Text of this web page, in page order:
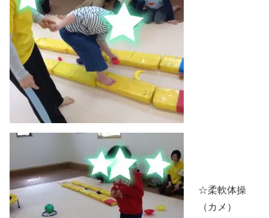
☆柔軟体操
（カメ）